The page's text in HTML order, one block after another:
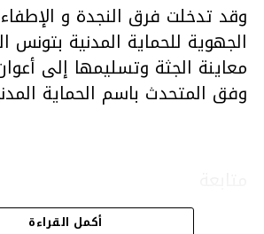
وقد تدخلت فرق النجدة و الإطفاء
الجهوية للحماية المدنية بتونس
معاينة الجثة وتسليمها إلى
وفق المتحدث باسم الحماية
أكمل القراءة